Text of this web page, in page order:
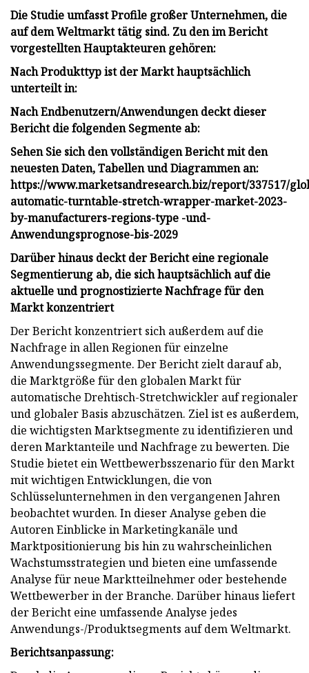
Die Studie umfasst Profile großer Unternehmen, die
auf dem Weltmarkt tätig sind. Zu den im Bericht
vorgestellten Hauptakteuren gehören:
Nach Produkttyp ist der Markt hauptsächlich
unterteilt in:
Nach Endbenutzern/Anwendungen deckt dieser
Bericht die folgenden Segmente ab:
Sehen Sie sich den vollständigen Bericht mit den
neuesten Daten, Tabellen und Diagrammen an:
https://www.marketsandresearch.biz/report/337517/
automatic-turntable-stretch-wrapper-market-2023-
by-manufacturers-regions-type -und-
Anwendungsprognose-bis-2029
Darüber hinaus deckt der Bericht eine regionale
Segmentierung ab, die sich hauptsächlich auf die
aktuelle und prognostizierte Nachfrage für den
Markt konzentriert
Der Bericht konzentriert sich außerdem auf die
Nachfrage in allen Regionen für einzelne
Anwendungssegmente. Der Bericht zielt darauf ab,
die Marktgröße für den globalen Markt für
automatische Drehtisch-Stretchwickler auf regionaler
und globaler Basis abzuschätzen. Ziel ist es außerdem,
die wichtigsten Marktsegmente zu identifizieren und
deren Marktanteile und Nachfrage zu bewerten. Die
Studie bietet ein Wettbewerbsszenario für den Markt
mit wichtigen Entwicklungen, die von
Schlüsselunternehmen in den vergangenen Jahren
beobachtet wurden. In dieser Analyse geben die
Autoren Einblicke in Marketingkanäle und
Marktpositionierung bis hin zu wahrscheinlichen
Wachstumsstrategien und bieten eine umfassende
Analyse für neue Marktteilnehmer oder bestehende
Wettbewerber in der Branche. Darüber hinaus liefert
der Bericht eine umfassende Analyse jedes
Anwendungs-/Produktsegments auf dem Weltmarkt.
Berichtsanpassung: